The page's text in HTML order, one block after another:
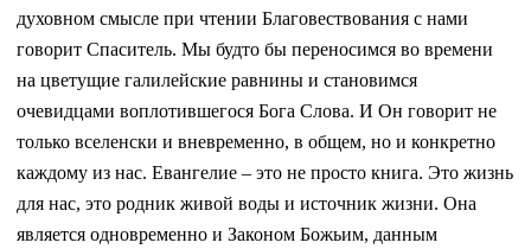
духовном смысле при чтении Благовествования с нами
говорит Спаситель. Мы будто бы переносимся во времени
на цветущие галилейские равнины и становимся
очевидцами воплотившегося Бога Слова. И Он говорит не
только вселенски и вневременно, в общем, но и конкретно
каждому из нас. Евангелие – это не просто книга. Это жизнь
для нас, это родник живой воды и источник жизни. Она
является одновременно и Законом Божьим, данным